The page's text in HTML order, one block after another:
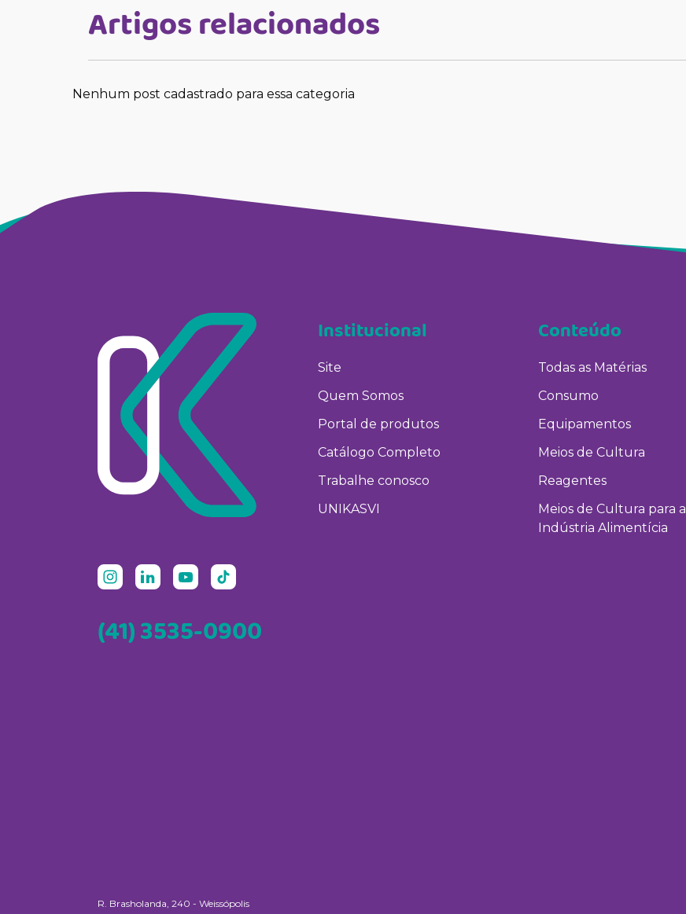
Artigos relacionados
Nenhum post cadastrado para essa categoria
(41) 3535-0900
Institucional
Site
Quem Somos
Portal de produtos
Catálogo Completo
Trabalhe conosco
UNIKASVI
Conteúdo
Todas as Matérias
Consumo
Equipamentos
Meios de Cultura
Reagentes
Meios de Cultura para a
Indústria Alimentícia
R. Brasholanda, 240 - Weissópolis